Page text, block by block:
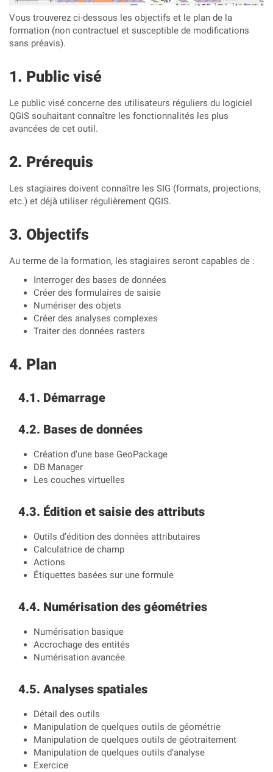
Vous trouverez ci-dessous les objectifs et le plan de la
formation (non contractuel et susceptible de modifications
sans préavis).
Public visé
Le public visé concerne des utilisateurs réguliers du logiciel
QGIS souhaitant connaître les fonctionnalités les plus
avancées de cet outil.
Prérequis
Les stagiaires doivent connaître les SIG (formats, projections,
etc.) et déjà utiliser régulièrement QGIS.
Objectifs
Au terme de la formation, les stagiaires seront capables de :
Interroger des bases de données
Créer des formulaires de saisie
Numériser des objets
Créer des analyses complexes
Traiter des données rasters
Plan
Démarrage
Bases de données
Création d’une base GeoPackage
DB Manager
Les couches virtuelles
Édition et saisie des attributs
Outils d’édition des données attributaires
Calculatrice de champ
Actions
Étiquettes basées sur une formule
Numérisation des géométries
Numérisation basique
Accrochage des entités
Numérisation avancée
Analyses spatiales
Détail des outils
Manipulation de quelques outils de géométrie
Manipulation de quelques outils de géotraitement
Manipulation de quelques outils d’analyse
Exercice